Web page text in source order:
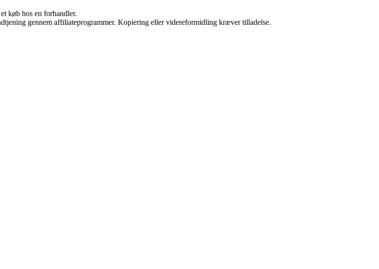
køb hos en forhandler.
gennem affiliateprogrammer. Kopiering eller videreformidling kræver tilladelse.